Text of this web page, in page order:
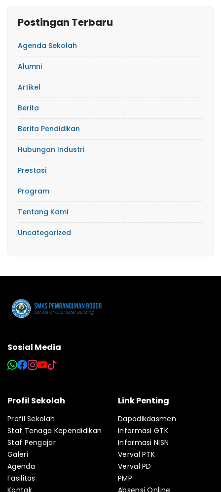
Postingan Terbaru
Agenda Sekolah
Alumni
Artikel
Berita
Berita Pendidikan
Hubungan Industri
Prestasi
Program
Tentang Kami
Uncategorized
Sosial Media
Profil Sekolah
Profil Sekolah
Staf Tenaga Kependidikan
Staf Pengajar
Galeri
Agenda
Fasilitas
Kontak
Link Penting
Dapodikdasmen
Informasi GTK
Informasi NISN
Verval PTK
Verval PD
PMP
Absensi Online